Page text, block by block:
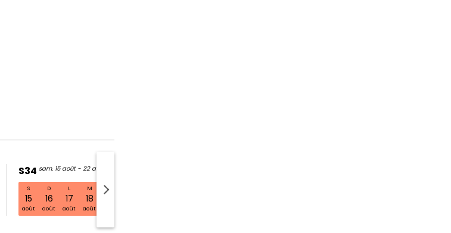
S34 sam. 15 août - 22 août
S
15
août
D
16
août
L
17
août
M
18
août
M